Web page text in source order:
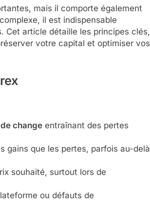
mais il comporte également
il est indispensable
Cet article détaille les principes clés,
votre capital et optimiser vos
changeentraînant des pertes
gains que les pertes, parfois au-delà
souhaité, surtout lors de
ou défauts de